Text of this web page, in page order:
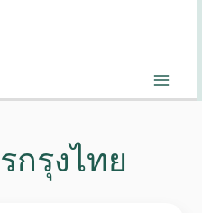
กรุงไทย